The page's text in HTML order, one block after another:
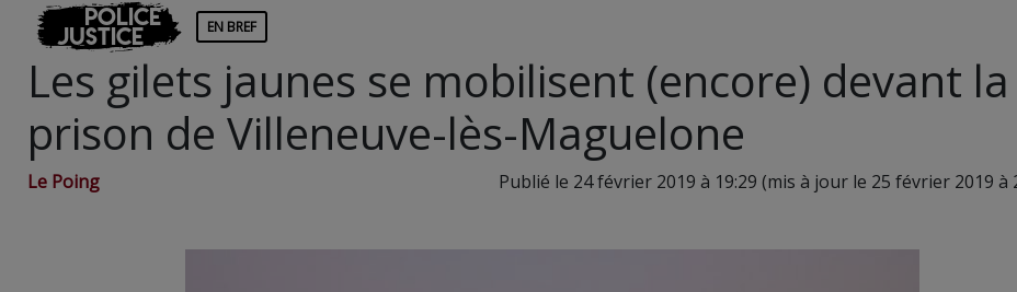
Police
Justice EN BREF
Les gilets jaunes se mobilisent (encore) devant la
prison de Villeneuve-lès-Maguelone
Le Poing Publié le 24 février 2019 à 19:29 (mis à jour le 25 février 2019 à